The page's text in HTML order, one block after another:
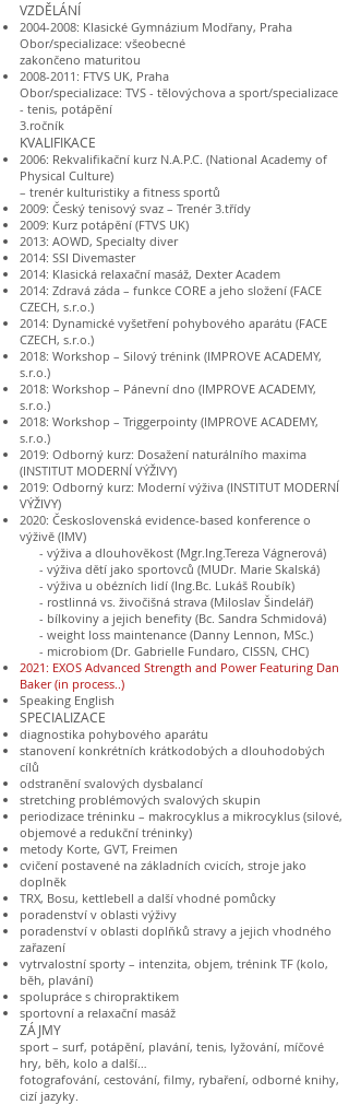
VZDĚLÁNÍ
2004-2008: Klasické Gymnázium Modřany, Praha
Obor/specializace: všeobecné
zakončeno maturitou​
2008-2011 : FTVS UK, Praha
Obor/specializace: TVS - tělovýchova a sport/specializace
- tenis, potápění
3.ročník​
KVALIFIKACE
2006: Rekvalifikační kurz N.A.P.C. (National Academy of
Physical Culture)
– trenér kulturistiky a fitness sportů
2009: Český tenisový svaz – Trenér 3.třídy
2009: Kurz potápění (FTVS UK)
2013: AOWD, Specialty diver
2014: SSI Divemaster
2014: Klasická relaxační masáž, Dexter Academ
2014: Zdravá záda – funkce CORE a jeho složení (FACE
CZECH, s.r.o.)
2014: Dynamické vyšetření pohybového aparátu (FACE
CZECH, s.r.o.)
2018: Workshop – Silový trénink (IMPROVE ACADEMY,
s.r.o.)
2018: Workshop – Pánevní dno (IMPROVE ACADEMY,
s.r.o.)
2018: Workshop – Triggerpointy (IMPROVE ACADEMY,
s.r.o.)
2019: Odborný kurz: Dosažení naturálního maxima
(INSTITUT MODERNÍ VÝŽIVY)
2019: Odborný kurz: Moderní výživa (INSTITUT MODERNÍ
VÝŽIVY)
2020: Československá evidence-based konference o
výživě (IMV)
- výživa a dlouhověkost (Mgr.Ing.Tereza Vágnerová)​
- výživa dětí jako sportovců (MUDr. Marie Skalská)
- výživa u obézních lidí (Ing.Bc. Lukáš Roubík)
- rostlinná vs. živočišná strava (Miloslav Šindelář)
- bílkoviny a jejich benefity (Bc. Sandra Schmidová)
- weight loss maintenance (Danny Lennon, MSc.)
- microbiom (Dr. Gabrielle Fundaro, CISSN, CHC)
2021: EXOS Advanced Strength and Power Featuring Dan
Baker (in process..)
Speaking English
SPECIALIZACE
diagnostika pohybového aparátu
stanovení konkrétních krátkodobých a dlouhodobých
cílů
odstranění svalových dysbalancí
stretching problémových svalových skupin
periodizace tréninku – makrocyklus a mikrocyklus (silové,
objemové a redukční tréninky)
metody Korte, GVT, Freimen
cvičení postavené na základních cvicích, stroje jako
doplněk
TRX, Bosu, kettlebell a další vhodné pomůcky
poradenství v oblasti výživy
poradenství v oblasti doplňků stravy a jejich vhodného
zařazení
vytrvalostní sporty – intenzita, objem, trénink TF (kolo,
běh, plavání)
spolupráce s chiropraktikem
sportovní a relaxační masáž
ZÁJMY
sport – surf, potápění, plavání, tenis, lyžování, míčové
hry, běh, kolo a další…
fotografování, cestování, filmy, rybaření, odborné knihy,
cizí jazyky.